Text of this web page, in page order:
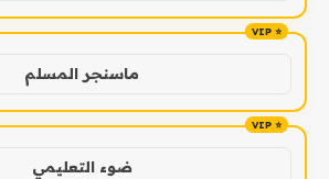
ماسنجر المسلم
ضوء التعليمي